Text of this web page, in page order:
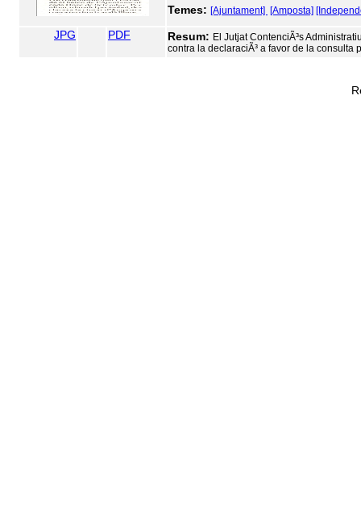
Temes: [Ajuntament] [Amposta]
JPG PDF Resum: El Jutjat ContenciÃ³s
contra la declaraciÃ³ a favor de la consulta